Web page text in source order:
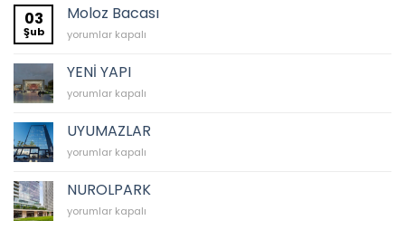
PORSELEN
için
03
Şub
Moloz Bacası
Moloz
için
yorumlar kapalı
YENİ YAPI
YENİ
için
yorumlar kapalı
UYUMAZLAR
UYUMAZLAR
yorumlar kapalı
NUROLPARK
NUROLPARK
yorumlar kapalı